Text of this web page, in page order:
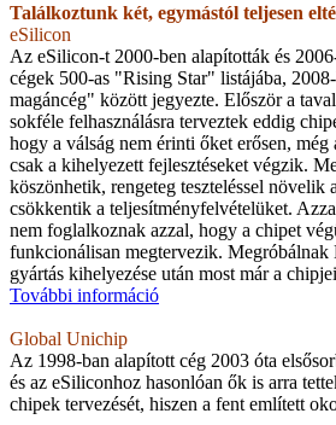
Találkoztunk két, egymástól teljesen
eSilicon
Az eSilicon-t 2000-ben alapították és
cégek 500-as "Rising Star" listájába,
magáncég" között jegyezte. Először a
sokféle felhasználásra terveztek eddig
hogy a válság nem érinti őket erősen,
csak a kihelyezett fejlesztéseket végzik.
köszönhetik, rengeteg teszteléssel
csökkentik a teljesítményfelvételüket.
nem foglalkoznak azzal, hogy a chipet
funkcionálisan megtervezik.
gyártás kihelyezése után most már a
További információ
Global Unichip
Az 1998-ban alapított cég 2003 óta
és az eSiliconhoz hasonlóan ők is arra
chipek tervezését, hiszen a fent említett